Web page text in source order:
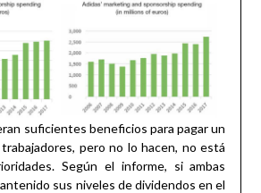
suficientes beneficios para pagar un
pero no lo hacen, no está
Según el informe, si ambas
sus niveles de dividendos en el